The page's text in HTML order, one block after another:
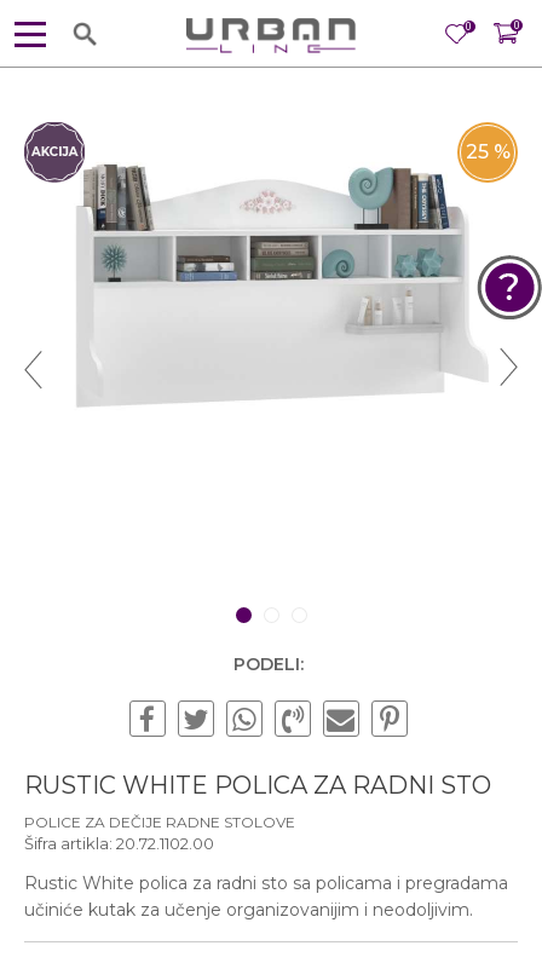
0
0
1
25 %
PODELI:
RUSTIC WHITE POLICA ZA RADNI STO
POLICE ZA DEČIJE RADNE STOLOVE
Šifra artikla: 20.72.1102.00
Rustic White polica za radni sto sa policama i pregradama
učiniće kutak za učenje organizovanijim i neodoljivim.
POMOĆ PRI KUPOVINI
Za više informacija, pomoć i